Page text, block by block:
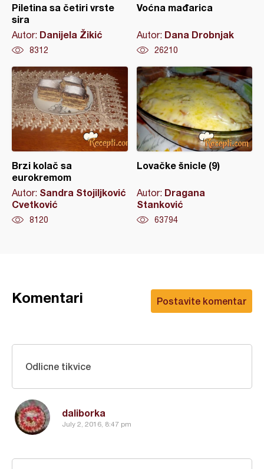
Piletina sa četiri vrste
sira
Autor: Danijela Žikić
8312
Voćna mađarica
Autor: Dana Drobnjak
26210
Brzi kolač sa
eurokremom
Autor: Sandra Stojiljković
Cvetković
8120
Lovačke šnicle (9)
Autor: Dragana
Stanković
63794
Postavite komentar
Komentari
daliborka
July 2, 2016, 8:47 pm
Odlicne tikvice